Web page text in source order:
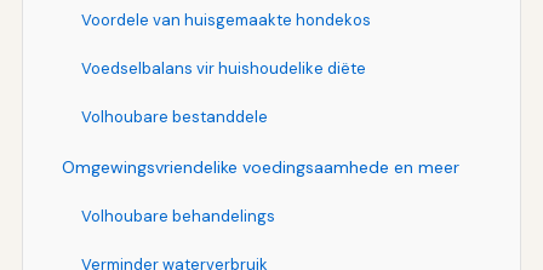
Voordele van huisgemaakte hondekos
Voedselbalans vir huishoudelike diëte
Volhoubare bestanddele
Omgewingsvriendelike voedingsaamhede en meer
Volhoubare behandelings
Verminder waterverbruik